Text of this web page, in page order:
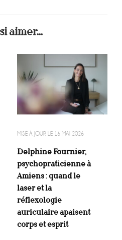
aimer...
MISE À JOUR LE 16 MAI 2026
Delphine Fournier,
psychopraticienne à
Amiens : quand le
laser et la
réflexologie
auriculaire apaisent
corps et esprit